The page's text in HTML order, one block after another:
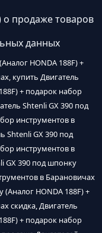
продаже товаров
данных
HONDA 188F) +
купить Двигатель
+ подарок набор
Shtenli GX 390 под
инструментов в
Shtenli GX 390 под
инструментов в
GX 390 под шпонку
в Барановичах
HONDA 188F) +
скидка, Двигатель
+ подарок набор